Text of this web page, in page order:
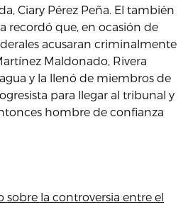
Ciary Pérez Peña. El también
recordó que, en ocasión de
acusaran criminalmente
Maldonado, Rivera
y la llenó de miembros de
para llegar al tribunal y
hombre de confianza
sobre la controversia entre el